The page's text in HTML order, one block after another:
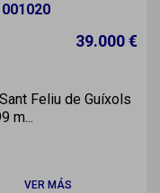
39.000 €
Feliu de Guíxols
m...
VER MÁS